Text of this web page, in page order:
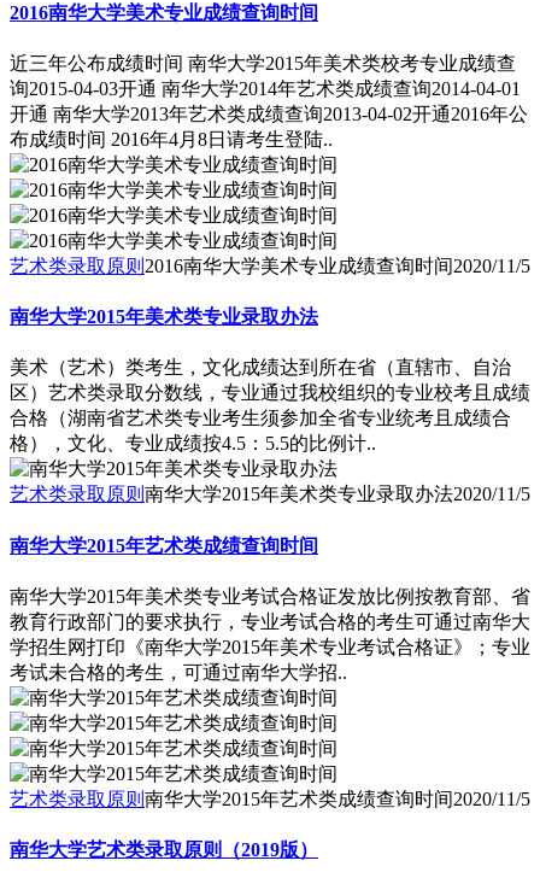
2016南华大学美术专业成绩查询时间
近三年公布成绩时间 南华大学2015年美术类校考专业成绩查
询2015-04-03开通 南华大学2014年艺术类成绩查询2014-04-01
开通 南华大学2013年艺术类成绩查询2013-04-02开通2016年公
布成绩时间 2016年4月8日请考生登陆..
艺术类录取原则 2016南华大学美术专业成绩查询时间2020/11/5
南华大学2015年美术类专业录取办法
美术（艺术）类考生，文化成绩达到所在省（直辖市、自治
区）艺术类录取分数线，专业通过我校组织的专业校考且成绩
合格（湖南省艺术类专业考生须参加全省专业统考且成绩合
格），文化、专业成绩按4.5：5.5的比例计..
艺术类录取原则 南华大学2015年美术类专业录取办法2020/11/5
南华大学2015年艺术类成绩查询时间
南华大学2015年美术类专业考试合格证发放比例按教育部、省
教育行政部门的要求执行，专业考试合格的考生可通过南华大
学招生网打印《南华大学2015年美术专业考试合格证》；专业
考试未合格的考生，可通过南华大学招..
艺术类录取原则 南华大学2015年艺术类成绩查询时间2020/11/5
南华大学艺术类录取原则（2019版）